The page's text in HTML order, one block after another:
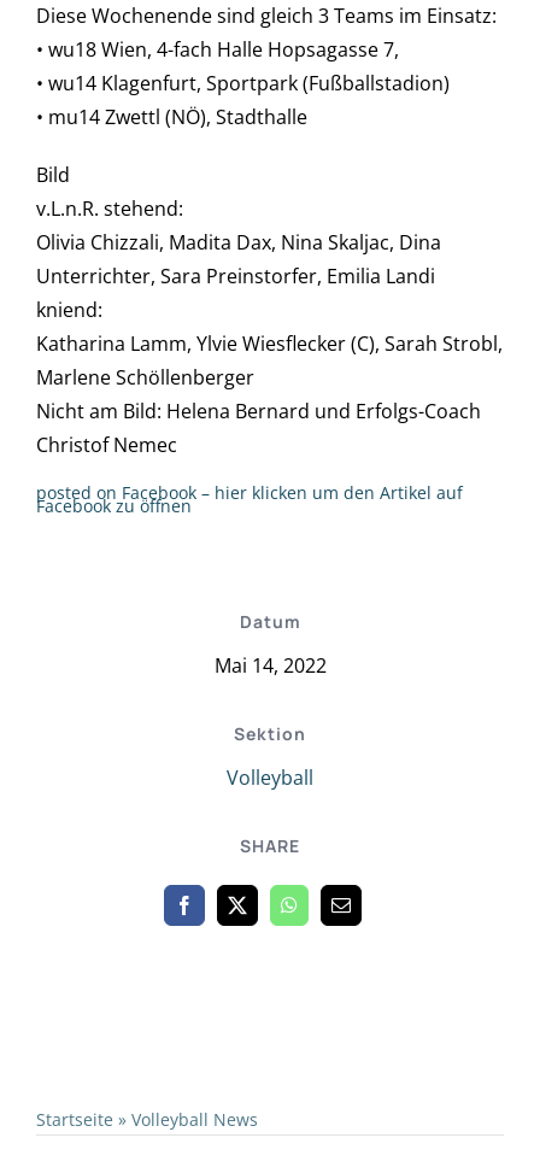
Datum
Mai 14, 2022
Sektion
Volleyball
SHARE
Diese Wochenende sind gleich 3 Teams im Einsatz:
• wu18 Wien, 4-fach Halle Hopsagasse 7,
• wu14 Klagenfurt, Sportpark (Fußballstadion)
• mu14 Zwettl (NÖ), Stadthalle
Bild
v.L.n.R. stehend:
Olivia Chizzali, Madita Dax, Nina Skaljac, Dina
Unterrichter, Sara Preinstorfer, Emilia Landi
kniend:
Katharina Lamm, Ylvie Wiesflecker (C), Sarah Strobl,
Marlene Schöllenberger
Nicht am Bild: Helena Bernard und Erfolgs-Coach
Christof Nemec
posted on Facebook – hier klicken um den Artikel auf
Facebook zu öffnen
Startseite » Volleyball News